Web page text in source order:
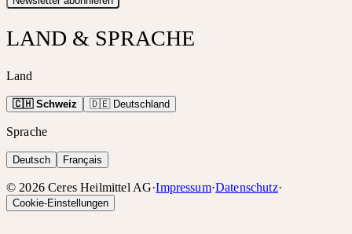
LAND & SPRACHE
Land
🇨🇭 Schweiz 🇩🇪 Deutschland
Sprache
Deutsch Français
© 2026 Ceres Heilmittel AG·Impressum·Datenschutz·
Cookie-Einstellungen